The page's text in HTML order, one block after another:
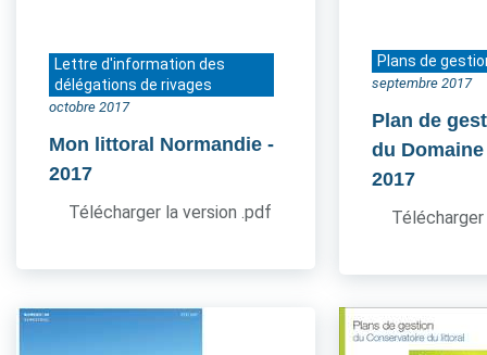
Lettre d'information des
délégations de rivages
octobre 2017
Mon littoral Normandie -
2017
Télécharger la version .pdf
Plans de
septembre 2017
Plan de
du
2017